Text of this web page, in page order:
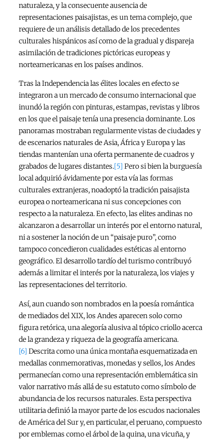
naturaleza, y la consecuente ausencia de
representaciones paisajistas, es un tema complejo, que
requiere de un análisis detallado de los precedentes
culturales hispánicos así como de la gradual y dispareja
asimilación de tradiciones pictóricas europeas y
norteamericanas en los países andinos.
Tras la Independencia las élites locales en efecto se
integraron a un mercado de consumo internacional que
inundó la región con pinturas, estampas, revistas y libros
en los que el paisaje tenía una presencia dominante. Los
panoramas mostraban regularmente vistas de ciudades y
de escenarios naturales de Asia, África y Europa y las
tiendas mantenían una oferta permanente de cuadros y
grabados de lugares distantes.[5] Pero si bien la burguesía
local adquirió ávidamente por esta vía las formas
culturales extranjeras, noadoptó la tradición paisajista
europea o norteamericana ni sus concepciones con
respecto a la naturaleza. En efecto, las elites andinas no
alcanzaron a desarrollar un interés por el entorno natural,
ni a sostener la noción de un “paisaje puro”, como
tampoco concedieron cualidades estéticas al entorno
geográfico. El desarrollo tardío del turismo contribuyó
además a limitar el interés por la naturaleza, los viajes y
las representaciones del territorio.
Así, aun cuando son nombrados en la poesía romántica
de mediados del XIX, los Andes aparecen solo como
figura retórica, una alegoría alusiva al tópico criollo acerca
de la grandeza y riqueza de la geografía americana.
[6] Descrita como una única montaña esquematizada en
medallas conmemorativas, monedas y sellos, los Andes
permanecían como una representación emblemática sin
valor narrativo más allá de su estatuto como símbolo de
abundancia de los recursos naturales. Esta perspectiva
utilitaria definió la mayor parte de los escudos nacionales
de América del Sur y, en particular, el peruano, compuesto
por emblemas como el árbol de la quina, una vicuña, y